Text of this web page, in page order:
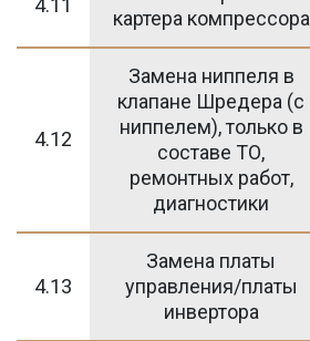
4.11
картера компрессора
4.12
Замена ниппеля в
клапане Шредера (с
ниппелем), только в
составе ТО,
ремонтных работ,
диагностики
4.13
Замена платы
управления/платы
инвертора